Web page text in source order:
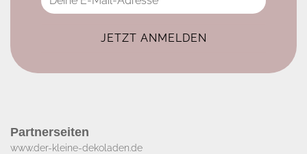
Partnerseiten
www.der-kleine-dekoladen.de​